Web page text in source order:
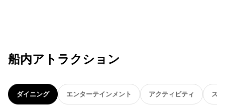
船内アトラクション
ダイニング エンターテインメント アクティビティ ス